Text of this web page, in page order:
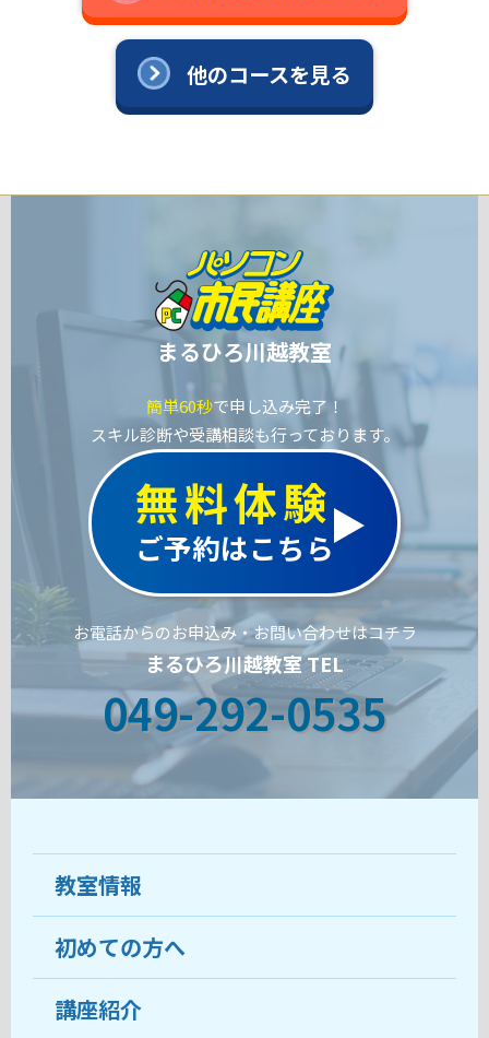
他のコースを見る
まるひろ川越教室
簡単60秒で申し込み完了！
スキル診断や受講相談も行っております。
無料体験
ご予約はこちら
お電話からのお申込み・お問い合わせはコチラ
まるひろ川越教室 TEL
049-292-0535
教室情報
教室について
受講生の声
初めての方へ
ココがおすすめ
講座紹介